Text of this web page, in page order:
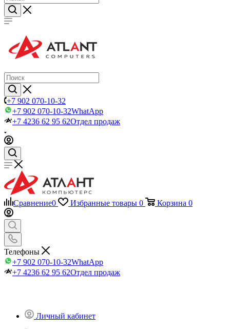
+7 902 070-10-32
+7 902 070-10-32WhatApp
+7 4236 62 95 62Отдел продаж
Сравнение0 Избранные товары 0 Корзина 0
Телефоны
+7 902 070-10-32WhatApp
+7 4236 62 95 62Отдел продаж
Личный кабинет